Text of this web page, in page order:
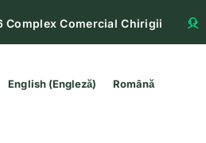
Complex Comercial Chirigii
English(Engleză) Română